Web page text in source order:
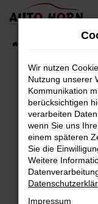
Zum
springen
Fehler:
Beim Laden ist
Hier sind ein
Überprüfe
Laden
Wir nutzen
Nutzung unserer
Kommunikation
berücksichtigen
verarbeiten
wenn Sie uns
einem späteren
Sie die
Weitere
Impressum